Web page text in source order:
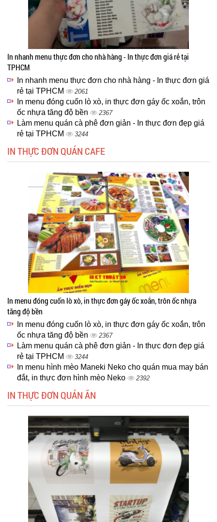
In nhanh menu thực đơn cho nhà hàng - In thực đơn giá rẻ tại
TPHCM
In nhanh menu thực đơn cho nhà hàng - In thực đơn giá
rẻ tại TPHCM
2061
In menu đóng cuốn lò xò, in thực đơn gáy ốc xoắn, trôn
ốc nhựa tăng độ bền
2367
Làm menu quán cà phê đơn giản - In thực đơn đẹp giá
rẻ tại TPHCM
3244
IN THỰC ĐƠN QUÁN CAFE
In menu đóng cuốn lò xò, in thực đơn gáy ốc xoắn, trôn ốc nhựa
tăng độ bền
In menu đóng cuốn lò xò, in thực đơn gáy ốc xoắn, trôn
ốc nhựa tăng độ bền
2367
Làm menu quán cà phê đơn giản - In thực đơn đẹp giá
rẻ tại TPHCM
3244
In menu hình mèo Maneki Neko cho quán mua may bán
đắt, in thực đơn hình mèo Neko
2392
IN THỰC ĐƠN QUÁN ĂN